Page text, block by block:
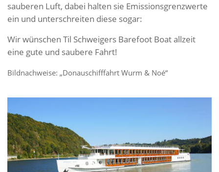
sauberen Luft, dabei halten sie Emissionsgrenzwerte
ein und unterschreiten diese sogar:
Wir wünschen Til Schweigers Barefoot Boat allzeit
eine gute und saubere Fahrt!
Bildnachweise: „Donauschifffahrt Wurm & Noé“